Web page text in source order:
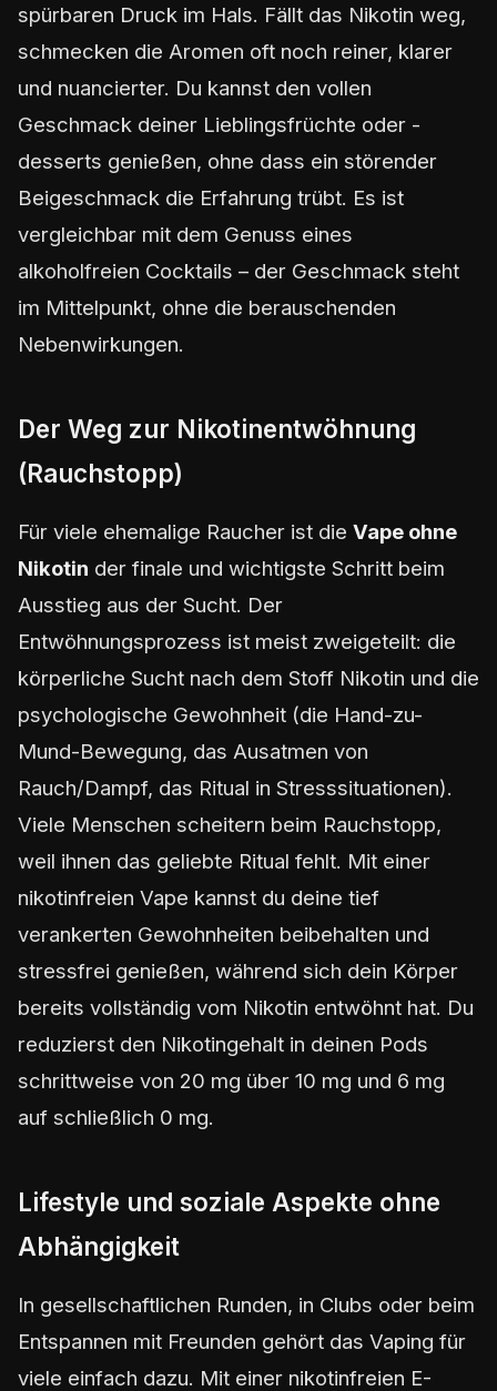
spürbaren Druck im Hals. Fällt das Nikotin weg,
schmecken die Aromen oft noch reiner, klarer
und nuancierter. Du kannst den vollen
Geschmack deiner Lieblingsfrüchte oder -
desserts genießen, ohne dass ein störender
Beigeschmack die Erfahrung trübt. Es ist
vergleichbar mit dem Genuss eines
alkoholfreien Cocktails – der Geschmack steht
im Mittelpunkt, ohne die berauschenden
Nebenwirkungen.
Der Weg zur Nikotinentwöhnung
(Rauchstopp)
Für viele ehemalige Raucher ist die Vape ohne
Nikotin der finale und wichtigste Schritt beim
Ausstieg aus der Sucht. Der
Entwöhnungsprozess ist meist zweigeteilt: die
körperliche Sucht nach dem Stoff Nikotin und die
psychologische Gewohnheit (die Hand-zu-
Mund-Bewegung, das Ausatmen von
Rauch/Dampf, das Ritual in Stresssituationen).
Viele Menschen scheitern beim Rauchstopp,
weil ihnen das geliebte Ritual fehlt. Mit einer
nikotinfreien Vape kannst du deine tief
verankerten Gewohnheiten beibehalten und
stressfrei genießen, während sich dein Körper
bereits vollständig vom Nikotin entwöhnt hat. Du
reduzierst den Nikotingehalt in deinen Pods
schrittweise von 20 mg über 10 mg und 6 mg
auf schließlich 0 mg.
Lifestyle und soziale Aspekte ohne
Abhängigkeit
In gesellschaftlichen Runden, in Clubs oder beim
Entspannen mit Freunden gehört das Vaping für
viele einfach dazu. Mit einer nikotinfreien E-